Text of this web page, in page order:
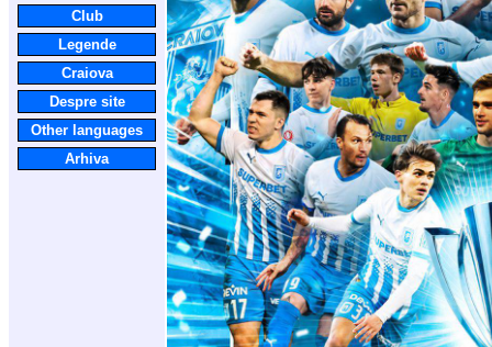
Club
Legende
Craiova
Despre site
Other languages
Arhiva